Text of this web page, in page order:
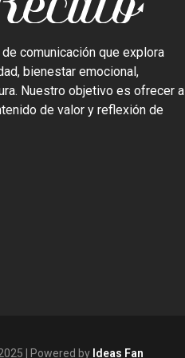
comunicación que explora
bienestar emocional,
Nuestro objetivo es ofrecer a
de valor y reflexión de
| Powered by Ideas Fan